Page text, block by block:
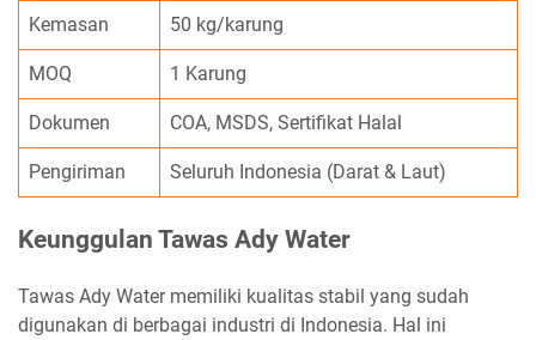
Kemasan 50 kg/karung
MOQ 1 Karung
Dokumen COA, MSDS, Sertifikat Halal
Pengiriman Seluruh Indonesia (Darat & Laut)
Keunggulan Tawas Ady Water
Tawas Ady Water memiliki kualitas stabil yang sudah
digunakan di berbagai industri di Indonesia. Hal ini